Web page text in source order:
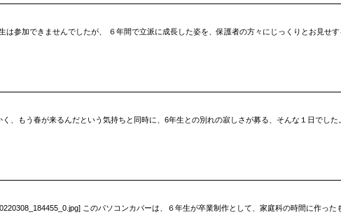
は参加できませんでしたが、 ６年間で立派に成長した姿を、保護者の方々にじっくりとお見せ
、もう春が来るんだという気持ちと同時に、6年生との別れの寂しさが募る、そんな１日でし
このパソコンカバーは、６年生が卒業制作として、家庭科の時間に作っ